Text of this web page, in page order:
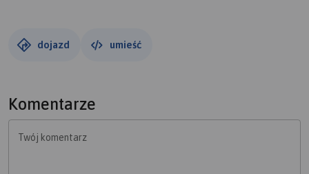
dojazd umieść
Komentarze
Twój komentarz